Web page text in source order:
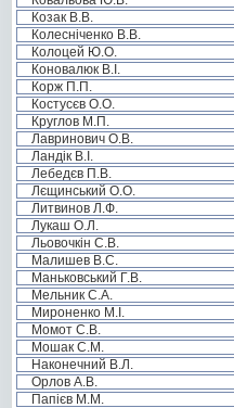
Козак В.В.
Колесніченко В.В.
Колоцей Ю.О.
Коновалюк В.І.
Корж П.П.
Костусєв О.О.
Круглов М.П.
Лавринович О.В.
Ландік В.І.
Лебедєв П.В.
Лєщинський О.О.
Литвинов Л.Ф.
Лукаш О.Л.
Льовочкін С.В.
Малишев В.С.
Маньковський Г.В.
Мельник С.А.
Мироненко М.І.
Момот С.В.
Мошак С.М.
Наконечний В.Л.
Орлов А.В.
Папієв М.М.